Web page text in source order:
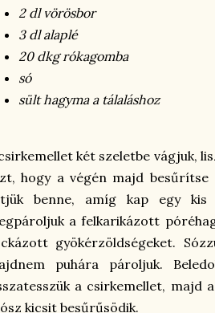
2 dl vörösbor
3 dl alaplé
20 dkg rókagomba
só
sült hagyma a tálaláshoz
két szeletbe vágjuk,
hogy a végén majd
benne, amíg kap egy kis
a felkarikázott
gyökérzöldségeket.
puhára pároljuk.
a csirkemellet, majd
kicsit besűrűsödik.